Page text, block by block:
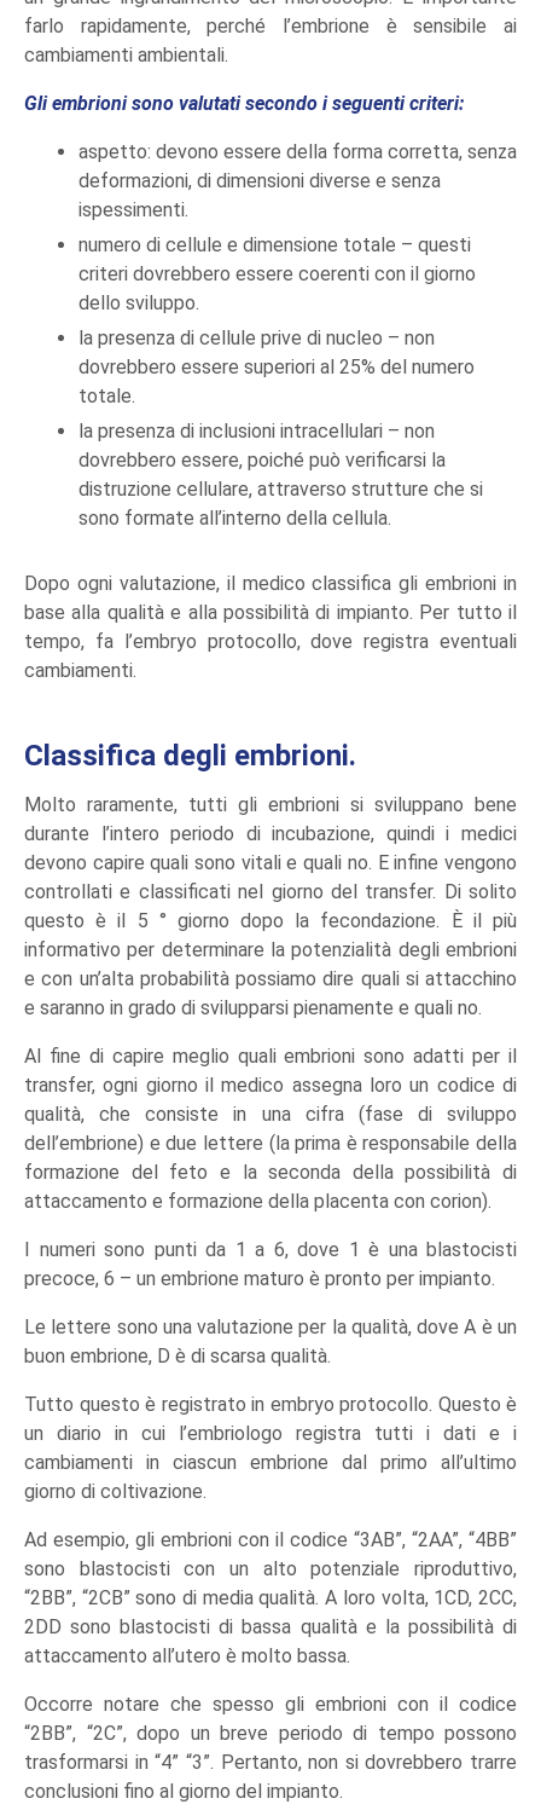
farlo rapidamente, perché l’embrione è sensibile ai
cambiamenti ambientali.
Gli embrioni sono valutati secondo i seguenti criteri:
aspetto: devono essere della forma corretta, senza
deformazioni, di dimensioni diverse e senza
ispessimenti.
numero di cellule e dimensione totale – questi
criteri dovrebbero essere coerenti con il giorno
dello sviluppo.
la presenza di cellule prive di nucleo – non
dovrebbero essere superiori al 25% del numero
totale.
la presenza di inclusioni intracellulari – non
dovrebbero essere, poiché può verificarsi la
distruzione cellulare, attraverso strutture che si
sono formate all’interno della cellula.
Dopo ogni valutazione, il medico classifica gli embrioni in
base alla qualità e alla possibilità di impianto. Per tutto il
tempo, fa l’embryo protocollo, dove registra eventuali
cambiamenti.
Classifica degli embrioni.
Molto raramente, tutti gli embrioni si sviluppano bene
durante l’intero periodo di incubazione, quindi i medici
devono capire quali sono vitali e quali no. E infine vengono
controllati e classificati nel ​​giorno del transfer. Di solito
questo è il 5 ° giorno dopo la fecondazione. È il più
informativo per determinare la potenzialità degli embrioni
e con un’alta probabilità possiamo dire quali si attacchino
e saranno in grado di svilupparsi pienamente e quali no.
Al fine di capire meglio quali embrioni sono adatti per il
transfer, ogni giorno il medico assegna loro un codice di
qualità, che consiste in una cifra (fase di sviluppo
dell’embrione) e due lettere (la prima è responsabile della
formazione del feto e la seconda della possibilità di
attaccamento e formazione della placenta con corion).
I numeri sono punti da 1 a 6, dove 1 è una blastocisti
precoce, 6 – un embrione maturo è pronto per impianto.
Le lettere sono una valutazione per la qualità, dove A è un
buon embrione, D è di scarsa qualità.
Tutto questo è registrato in embryo protocollo. Questo è
un diario in cui l’embriologo registra tutti i dati e i
cambiamenti in ciascun embrione dal primo all’ultimo
giorno di coltivazione.
Ad esempio, gli embrioni con il codice “3AB”, “2AA”, “4BB”
sono blastocisti con un alto potenziale riproduttivo,
“2BB”, “2CB” sono di media qualità. A loro volta, 1CD, 2CC,
2DD sono blastocisti di bassa qualità e la possibilità di
attaccamento all’utero è molto bassa.
Occorre notare che spesso gli embrioni con il codice
“2BB”, “2С”, dopo un breve periodo di tempo possono
trasformarsi in “4” “3”. Pertanto, non si dovrebbero trarre
conclusioni fino al giorno del impianto.